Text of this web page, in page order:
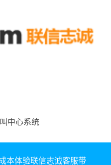
中心系统
本体验联信志诚客服带